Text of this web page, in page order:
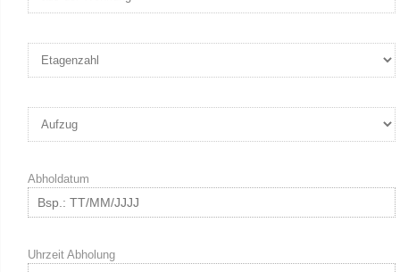
Abholdatum
Uhrzeit Abholung